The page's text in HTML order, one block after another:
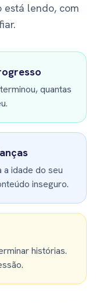
lendo, com
quantas
a idade do seu
inseguro.
histórias.